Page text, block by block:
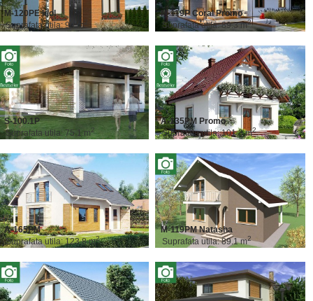
M-120PE Idol
Suprafata utila: 90 m
M-119P Coral Promo
Suprafata utila: 89.3 m2
S-100.1P
Suprafata utila: 75.1 m2
A-135PM Promo
Suprafata utila: 101.3 m2
A-165PM
Suprafata utila: 123.8 m2
M-119PM Natasha
Suprafata utila: 89.1 m2